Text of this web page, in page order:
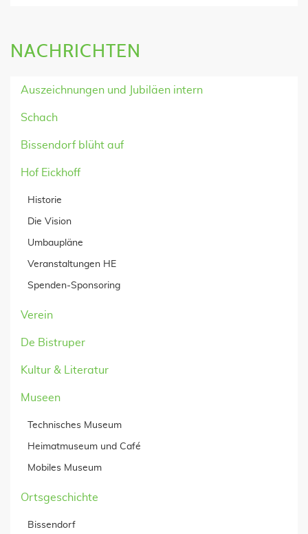
NACHRICHTEN
Auszeichnungen und Jubiläen intern
Schach
Bissendorf blüht auf
Hof Eickhoff
Historie
Die Vision
Umbaupläne
Veranstaltungen HE
Spenden-Sponsoring
Verein
De Bistruper
Kultur & Literatur
Museen
Technisches Museum
Heimatmuseum und Café
Mobiles Museum
Ortsgeschichte
Bissendorf